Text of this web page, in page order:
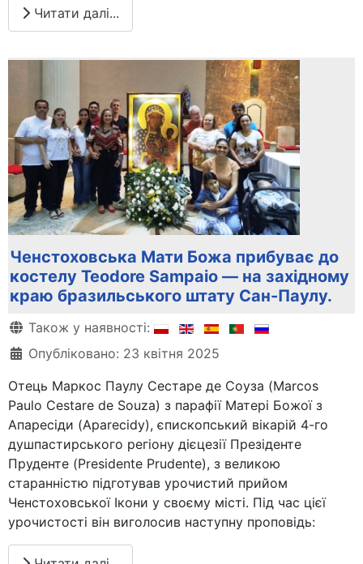
Читати далі...
Ченстоховська Мати Божа прибуває до
костелу Teodore Sampaio — на західному
краю бразильського штату Сан-Паулу.
Деталі
Також у наявності:
Опубліковано: 23 квітня 2025
Отець Маркос Паулу Сестаре де Соуза (Marcos
Paulo Cestare de Souza) з парафії Матері Божої з
Апаресіди (Aparecidy), єпископський вікарій 4-го
душпастирського регіону дієцезії Презіденте
Пруденте (Presidente Prudente), з великою
старанністю підготував урочистий прийом
Ченстоховської Ікони у своєму місті. Під час цієї
урочистості він виголосив наступну проповідь: